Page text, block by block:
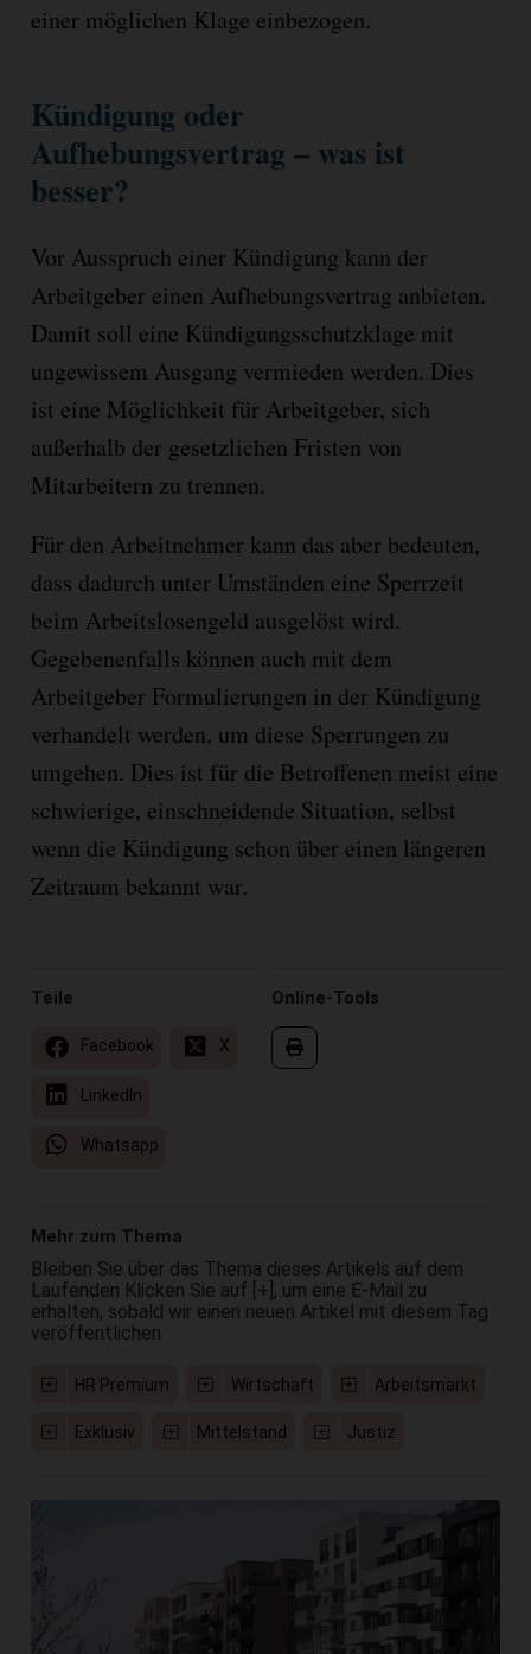
einer möglichen Klage einbezogen.
Kündigung oder
Aufhebungsvertrag – was ist
besser?
Vor Ausspruch einer Kündigung kann der
Arbeitgeber einen Aufhebungsvertrag anbieten.
Damit soll eine Kündigungsschutzklage mit
ungewissem Ausgang vermieden werden. Dies
ist eine Möglichkeit für Arbeitgeber, sich
außerhalb der gesetzlichen Fristen von
Mitarbeitern zu trennen.
Für den Arbeitnehmer kann das aber bedeuten,
dass dadurch unter Umständen eine Sperrzeit
beim Arbeitslosengeld ausgelöst wird.
Gegebenenfalls können auch mit dem
Arbeitgeber Formulierungen in der Kündigung
verhandelt werden, um diese Sperrungen zu
umgehen. Dies ist für die Betroffenen meist eine
schwierige, einschneidende Situation, selbst
wenn die Kündigung schon über einen längeren
Zeitraum bekannt war.
Online-Tools
Teile
Facebook X
LinkedIn
Whatsapp
Mehr zum Thema
Bleiben Sie über das Thema dieses Artikels auf dem
Laufenden Klicken Sie auf [+], um eine E-Mail zu
erhalten, sobald wir einen neuen Artikel mit diesem Tag
veröffentlichen
HR Premium Wirtschaft Arbeitsmarkt
Exklusiv Mittelstand Justiz